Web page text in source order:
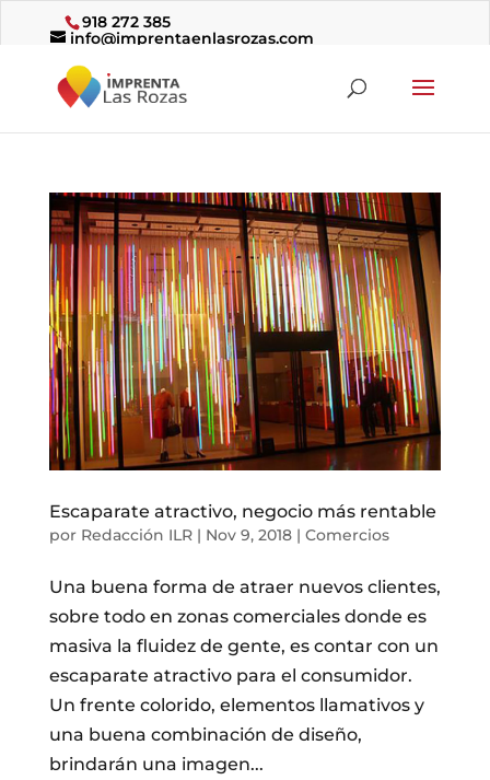
918 272 385
info@imprentaenlasrozas.com
Escaparate atractivo, negocio más rentable
por Redacción ILR| Nov 9, 2018| Comercios
Una buena forma de atraer nuevos clientes,
sobre todo en zonas comerciales donde es
masiva la fluidez de gente, es contar con un
escaparate atractivo para el consumidor.
Un frente colorido, elementos llamativos y
una buena combinación de diseño,
brindarán una imagen...